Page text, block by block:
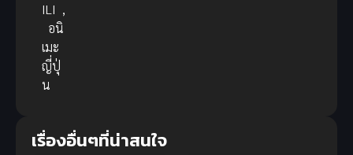
ILI ,
อนิ
เมะ
ญี่ปุ่
น
เรื่องอื่นๆที่น่าสนใจ